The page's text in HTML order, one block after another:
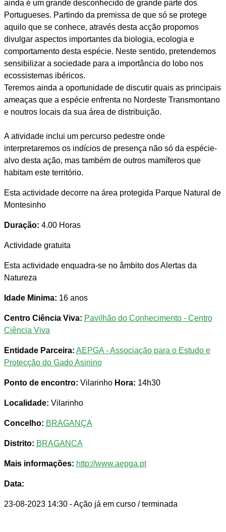
ainda é um grande desconhecido de grande parte dos
Portugueses. Partindo da premissa de que só se protege
aquilo que se conhece, através desta acção propomos
divulgar aspectos importantes da biologia, ecologia e
comportamento desta espécie. Neste sentido, pretendemos
sensibilizar a sociedade para a importância do lobo nos
ecossistemas ibéricos.
Teremos ainda a oportunidade de discutir quais as principais
ameaças que a espécie enfrenta no Nordeste Transmontano
e noutros locais da sua área de distribuição.
A atividade inclui um percurso pedestre onde
interpretaremos os indícios de presença não só da espécie-
alvo desta ação, mas também de outros mamíferos que
habitam este território.
Esta actividade decorre na área protegida Parque Natural de
Montesinho
Duração: 4.00 Horas
Actividade gratuita
Esta actividade enquadra-se no âmbito dos Alertas da
Natureza
Idade Minima: 16 anos
Centro Ciência Viva: Pavilhão do Conhecimento - Centro
Ciência Viva
Entidade Parceira: AEPGA - Associação para o Estudo e
Protecção do Gado Asinino
Ponto de encontro: Vilarinho Hora: 14h30
Localidade: Vilarinho
Concelho: BRAGANÇA
Distrito: BRAGANCA
Mais informações: http://www.aepga.pt
Data:
23-08-2023 14:30 - Ação já em curso / terminada